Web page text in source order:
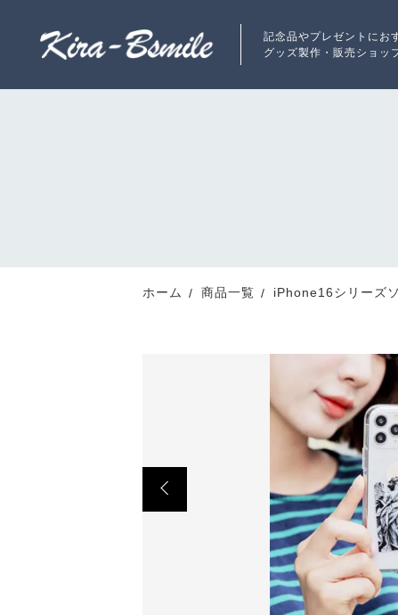
記念品やプレゼントにお
グッズ製作・販売ショッ
新着商品
最近チェックした商品
当店について
よくある質問
ホーム 商品一覧 iPhone16シリーズ
ショ